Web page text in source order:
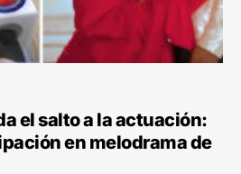
el salto a la actuación:
en melodrama de